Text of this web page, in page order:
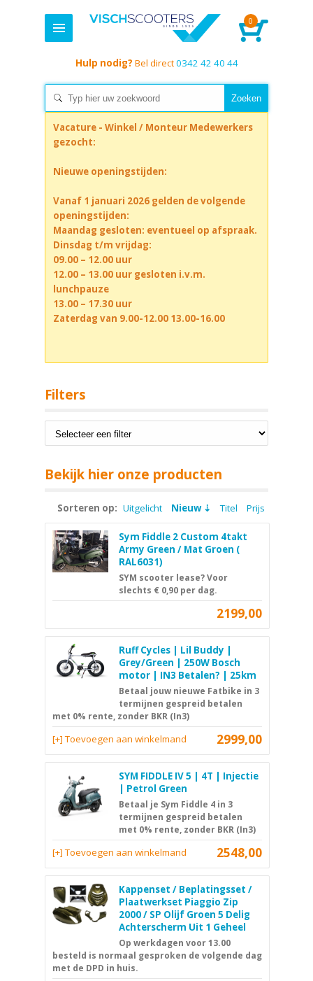
0
Hulp nodig? Bel direct0342 42 40 44
Vacature - Winkel / Monteur Medewerkers
gezocht:
Nieuwe openingstijden:
Vanaf 1 januari 2026 gelden de volgende
openingstijden:
Maandag gesloten: eventueel op afspraak.
Dinsdag t/m vrijdag:
09.00 – 12.00 uur
12.00 – 13.00 uur gesloten i.v.m.
lunchpauze
13.00 – 17.30 uur
Zaterdag van 9.00-12.00 13.00-16.00
Filters
Bekijk hier onze producten
Sorteren op: Uitgelicht Nieuw Titel Prijs
Sym Fiddle 2 Custom 4takt
Army Green / Mat Groen (
RAL6031)
SYM scooter lease? Voor
slechts € 0,90 per dag.
2199,00
Ruff Cycles | Lil Buddy |
Grey/Green | 250W Bosch
motor | IN3 Betalen? | 25km
Betaal jouw nieuwe Fatbike in 3
termijnen gespreid betalen
met 0% rente, zonder BKR (In3)
2999,00
[+] Toevoegen aan winkelmand
SYM FIDDLE IV 5 | 4T | Injectie
| Petrol Green
Betaal je Sym Fiddle 4 in 3
termijnen gespreid betalen
met 0% rente, zonder BKR (In3)
2548,00
[+] Toevoegen aan winkelmand
Kappenset / Beplatingsset /
Plaatwerkset Piaggio Zip
2000 / SP Olijf Groen 5 Delig
Achterscherm Uit 1 Geheel
Op werkdagen voor 13.00
besteld is normaal gesproken de volgende dag
met de DPD in huis.